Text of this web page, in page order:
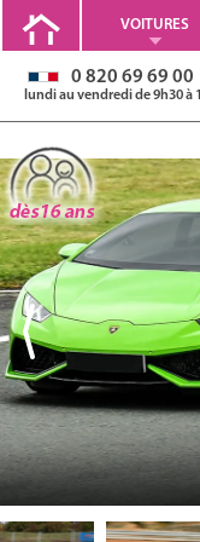
VOITURES
0 820 69 69 00
lundi au vendredi de 9h30 à